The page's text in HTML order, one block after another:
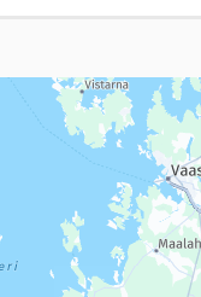
joka esittää tämän